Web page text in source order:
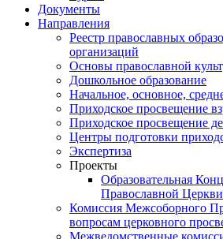
Документы
Направления
Реестр православных
организаций
Основы православной
Дошкольное образование
Начальное, основное,
Приходское просвещение
Приходское просвещение
Центры подготовки
Экспертиза
Проекты
Образовательная
Православной Церкви
Комиссия Межсоборного
вопросам церковного
Межведомственные